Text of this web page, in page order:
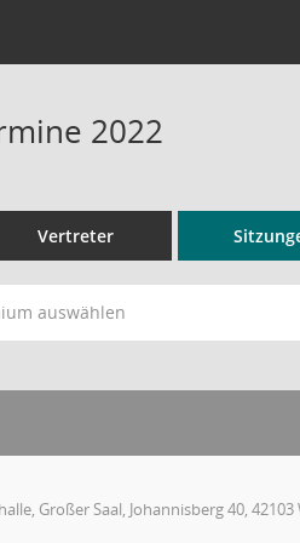
2022
Vertreter
auswählen
Großer Saal, Johannisberg 40,